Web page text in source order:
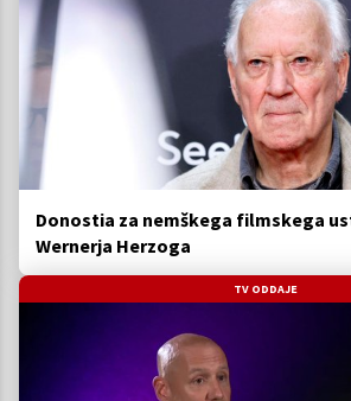
Donostia za nemškega filmskega
Wernerja Herzoga
TV ODDAJE